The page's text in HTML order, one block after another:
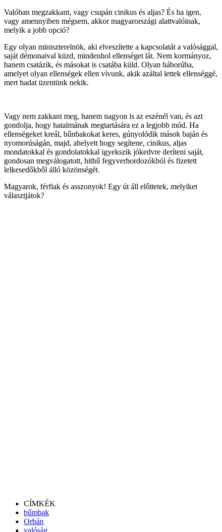
Valóban megzakkant, vagy csupán cinikus és aljas? És ha igen,
vagy amennyiben mégsem, akkor magyarországi alattvalóinak,
melyik a jobb opció?
Egy olyan miniszterelnök, aki elveszítette a kapcsolatát a valósággal,
saját démonaival küzd, mindenhol ellenséget lát. Nem kormányoz,
hanem csatázik, és másokat is csatába küld. Olyan háborúba,
amelyet olyan ellenségek ellen vívunk, akik azáltal lettek ellenséggé,
mert hadat üzentünk nekik.
Vagy nem zakkant meg, hanem nagyon is az eszénél van, és azt
gondolja, hogy hatalmának megtartására ez a legjobb mód. Ha
ellenségeket kreál, bűnbakokat keres, gúnyolódik mások baján és
nyomorúságán, majd, ahelyett hogy segítene, cinikus, aljas
mondatokkal és gondolatokkal igyekszik jókedvre deríteni saját,
gondosan megválogatott, hithű fegyverhordozókból és fizetett
lelkesedőkből álló közönségét.
Magyarok, férfiak és asszonyok! Egy út áll előttetek, melyiket
választjátok?
CÍMKÉK
bűmbak
Orbán
valóság